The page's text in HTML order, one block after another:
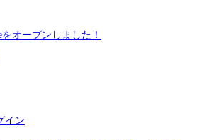
をオープンしました！
イン